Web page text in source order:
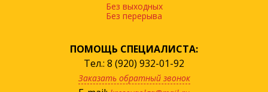
Без выходных
Без перерыва
ПОМОЩЬ СПЕЦИАЛИСТА:
Тел.: 8 (920) 932-01-92
Заказать обратный звонок